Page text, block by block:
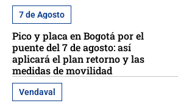
7 de Agosto
Pico y placa en Bogotá por el
puente del 7 de agosto: así
aplicará el plan retorno y las
medidas de movilidad
Vendaval